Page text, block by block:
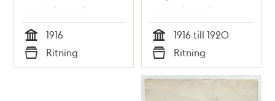
samtalsrum",
Stadshuset
Tid
1916
Typ
Ritning
samtalsrum",
Stadshuset
Tid
1916 till 1920
Typ
Ritning